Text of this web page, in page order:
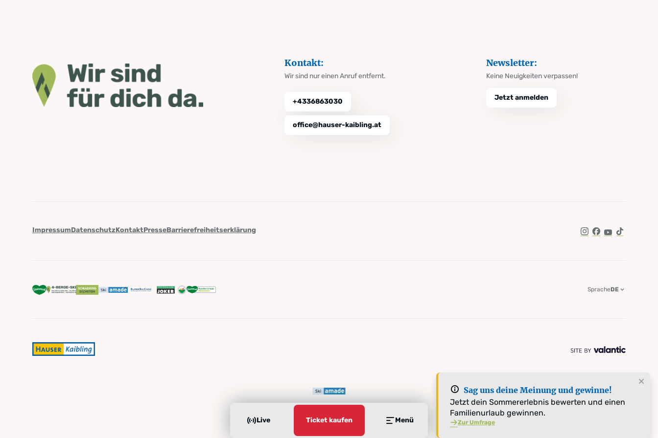
Live Ticket kaufen Menü
Sag uns deine Meinung und gewinne!
Jetzt dein Sommererlebnis bewerten und einen
Familienurlaub gewinnen.
Zur Umfrage
Kontakt:
Wir sind nur einen Anruf entfernt.
+4336863030
office@hauser-kaibling.at
Newsletter:
Keine Neuigkeiten verpassen!
Jetzt anmelden
ImpressumDatenschutzKontaktPresseBarrierefreiheitserklärung
Instagram
Facebook
YouTube
TikTok
SpracheDE